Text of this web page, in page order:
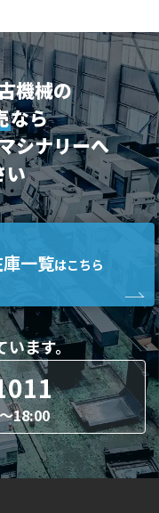
機械の
なら
シナリーへ
い
一覧はこちら
います。
18:00